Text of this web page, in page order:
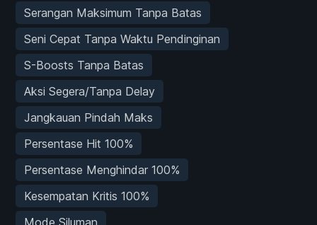
Serangan Maksimum Tanpa Batas
Seni Cepat Tanpa Waktu Pendinginan
S-Boosts Tanpa Batas
Aksi Segera/Tanpa Delay
Jangkauan Pindah Maks
Persentase Hit 100%
Persentase Menghindar 100%
Kesempatan Kritis 100%
Mode Siluman